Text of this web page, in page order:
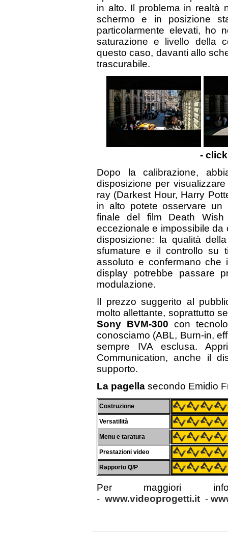
in alto. Il problema in realtà
schermo e in posizione
particolarmente elevati, ho
saturazione e livello della
questo caso, davanti allo
trascurabile.
-
Dopo la calibrazione,
disposizione per
ray (Darkest Hour, Harry
in alto potete osservare un
finale del film Death
eccezionale e impossibile
disposizione: la qualità
sfumature e il controllo su
assoluto e confermano che
display potrebbe passare
modulazione.
Il prezzo suggerito al
molto allettante, soprattutto
Sony BVM-300 con
conosciamo (ABL, Burn-in,
sempre IVA esclusa.
Communication, anche il
supporto.
La pagella secondo Emidio
Costruzione
Versatilità
Menu e taratura
Prestazioni video
Rapporto Q/P
Per maggiori
- www.videoprogetti.it -